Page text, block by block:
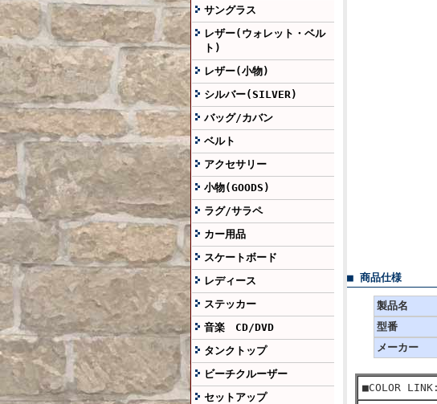
サングラス
レザー(ウォレット・ベル
ト)
レザー(小物)
シルバー(SILVER)
バッグ/カバン
ベルト
アクセサリー
小物(GOODS)
ラグ/サラペ
カー用品
スケートボード
レディース
ステッカー
音楽 CD/DVD
タンクトップ
ビーチクルーザー
セットアップ
■ 商品仕様
製品名
型番
メーカー
■COLOR LINK: